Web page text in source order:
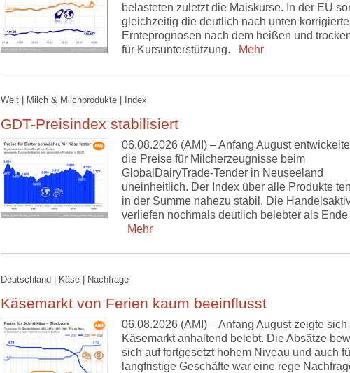
belasteten zuletzt die Maiskurse. In der EU
gleichzeitig die deutlich nach unten
Ernteprognosen nach dem heißen und
für Kursunterstützung.
Mehr
Welt | Milch & Milchprodukte | Index
GDT-Preisindex stabilisiert
06.08.2026 (AMI) – Anfang August
die Preise für Milcherzeugnisse beim
GlobalDairyTrade-Tender in Neuseeland
uneinheitlich. Der Index über alle Produkte
in der Summe nahezu stabil. Die
verliefen nochmals deutlich belebter als Ende
Mehr
Deutschland | Käse | Nachfrage
Käsemarkt von Ferien kaum beeinflusst
06.08.2026 (AMI) – Anfang August zeigte sich
Käsemarkt anhaltend belebt. Die Absätze
sich auf fortgesetzt hohem Niveau und auch
langfristige Geschäfte war eine rege